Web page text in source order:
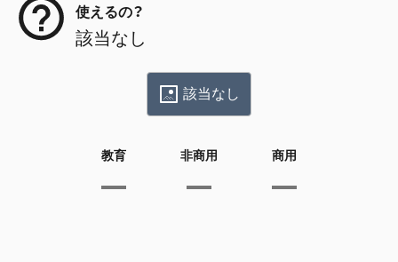
使えるの？
該当なし
該当なし
教育 非商用 商用